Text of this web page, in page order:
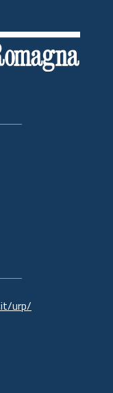
urp/